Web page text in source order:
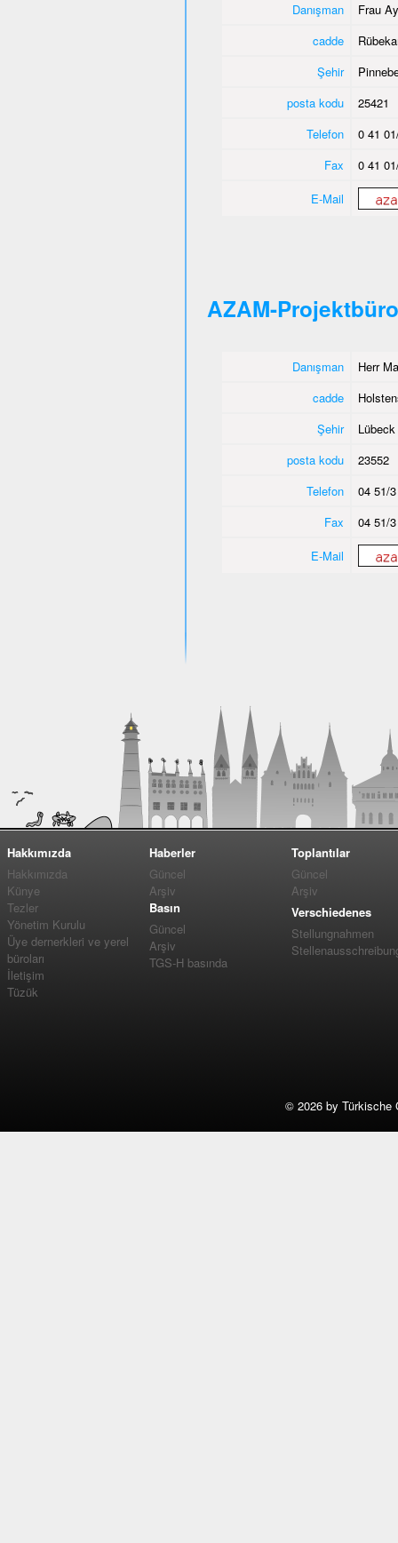
Danışman
Frau
cadde
Şehir
posta kodu
25421
Telefon
0 41
Fax
0 41
E-Mail
AZAM-
Danışman
Herr
cadde
Şehir
Lübeck
posta kodu
23552
Telefon
04 51/
Fax
04 51/
E-Mail
Hakkımızda
Hakkımızda
Künye
Tezler
Yönetim Kurulu
Üye dernerkleri ve yerel
büroları
İletişim
Tüzük
Haberler
Güncel
Arşiv
Basın
Güncel
Arşiv
TGS-H basında
Toplantılar
Güncel
Arşiv
Verschiedenes
Stellungnahmen
© 2026 by Türkische